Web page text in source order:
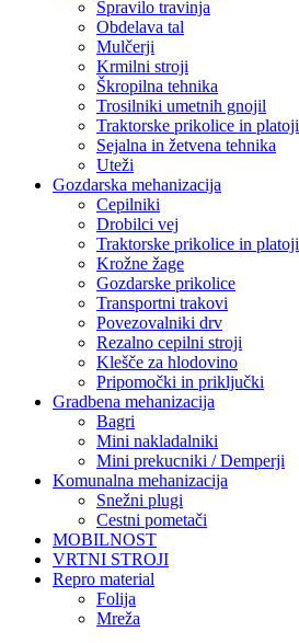
Spravilo travinja
Obdelava tal
Mulčerji
Krmilni stroji
Škropilna tehnika
Trosilniki umetnih gnojil
Traktorske prikolice in platoji
Sejalna in žetvena tehnika
Uteži
Gozdarska mehanizacija
Cepilniki
Drobilci vej
Traktorske prikolice in platoji
Krožne žage
Gozdarske prikolice
Transportni trakovi
Povezovalniki drv
Rezalno cepilni stroji
Klešče za hlodovino
Pripomočki in priključki
Gradbena mehanizacija
Bagri
Mini nakladalniki
Mini prekucniki / Demperji
Komunalna mehanizacija
Snežni plugi
Cestni pometači
MOBILNOST
VRTNI STROJI
Repro material
Folija
Mreža